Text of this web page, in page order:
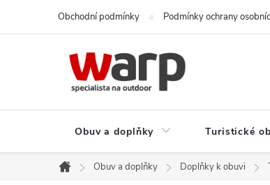
Obchodní podmínky Podmínky ochrany
Obuv a doplňky Turistické
Domů
Obuv a doplňky Doplňky k obuvi